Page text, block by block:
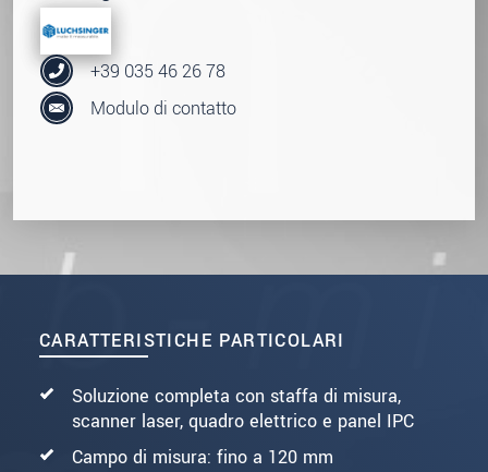
CARATTERISTICHE PARTICOLARI
Soluzione completa con staffa di misura,
scanner laser, quadro elettrico e panel IPC
Campo di misura: fino a 120 mm
+39 035 46 26 78
Modulo di contatto